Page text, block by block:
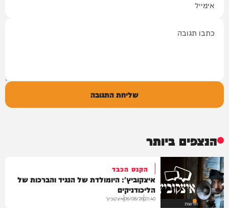
שליחת התגובה
הנצפים ביותר
חדשות
הקנס הכבד
איצקוביץ': היומולדת של הנגיד והברכות של
הליכודניקים
21:40
06/08/26איצקוביץ'